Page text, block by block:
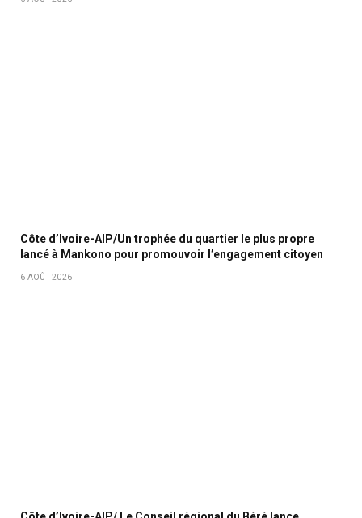
Côte d’Ivoire-AIP/Un trophée du quartier le plus propre
lancé à Mankono pour promouvoir l’engagement citoyen
6 AOÛT 2026